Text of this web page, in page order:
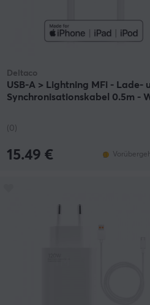
Deltaco
USB-A > Lightning MFi - Lade-
Synchronisationskabel 0.5m -
(0)
15.49 €